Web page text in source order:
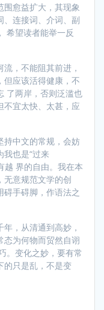
愈益扩大，其现象
、连接词、介词、副
希望读者能举一反
，不能阻其前进，
但应该活得健康，不
了两岸，否则泛滥也
不宜太快、太甚，应
持中文的常规，会妨
也是“过来
越 界的自由。我在本
无意规范文学的创
手碍脚，作语法之
，从清通到高妙，
态为何物而贸然自诩
。变化之妙，要有常
的只是乱，不是变